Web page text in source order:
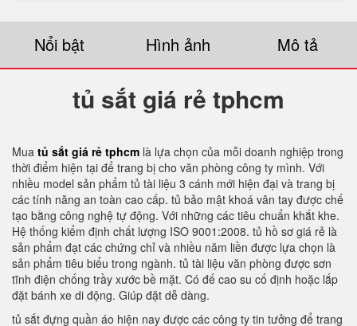
Nổi bật Hình ảnh Mô tả
tủ sắt giá rẻ tphcm
Mua tủ sắt giá rẻ tphcm là lựa chọn của mỗi doanh nghiệp trong
thời điểm hiện tại để trang bị cho văn phòng công ty mình. Với
nhiều model sản phẩm tủ tài liệu 3 cánh mới hiện đại và trang bị
các tính năng an toàn cao cấp. tủ bảo mật khoá vân tay được chế
tạo bằng công nghệ tự động. Với những các tiêu chuẩn khắt khe.
Hệ thống kiểm định chất lượng ISO 9001:2008. tủ hồ sơ giá rẻ là
sản phẩm đạt các chứng chỉ và nhiều năm liền được lựa chọn là
sản phẩm tiêu biểu trong ngành. tủ tài liệu văn phòng được sơn
tĩnh điện chống trầy xước bề mặt. Có đế cao su cố định hoặc lắp
đặt bánh xe di động. Giúp đặt dễ dàng.
tủ sắt đựng quần áo hiện nay được các công ty tin tưởng để trang